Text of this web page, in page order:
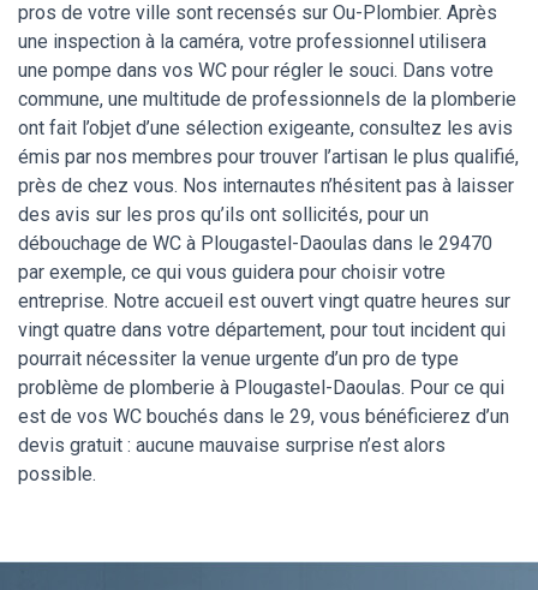
pros de votre ville sont recensés sur Ou-Plombier. Après
une inspection à la caméra, votre professionnel utilisera
une pompe dans vos WC pour régler le souci. Dans votre
commune, une multitude de professionnels de la plomberie
ont fait l’objet d’une sélection exigeante, consultez les avis
émis par nos membres pour trouver l’artisan le plus qualifié,
près de chez vous. Nos internautes n’hésitent pas à laisser
des avis sur les pros qu’ils ont sollicités, pour un
débouchage de WC à Plougastel-Daoulas dans le 29470
par exemple, ce qui vous guidera pour choisir votre
entreprise. Notre accueil est ouvert vingt quatre heures sur
vingt quatre dans votre département, pour tout incident qui
pourrait nécessiter la venue urgente d’un pro de type
problème de plomberie à Plougastel-Daoulas. Pour ce qui
est de vos WC bouchés dans le 29, vous bénéficierez d’un
devis gratuit : aucune mauvaise surprise n’est alors
possible.